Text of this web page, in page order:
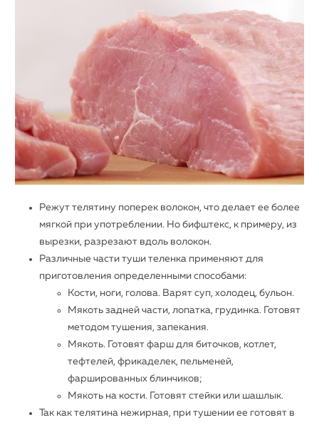
Режут телятину поперек волокон, что делает ее более
мягкой при употреблении. Но бифштекс, к примеру, из
вырезки, разрезают вдоль волокон.
Различные части туши теленка применяют для
приготовления определенными способами:
Кости, ноги, голова. Варят суп, холодец, бульон.
Мякоть задней части, лопатка, грудинка. Готовят
методом тушения, запекания.
Мякоть. Готовят фарш для биточков, котлет,
тефтелей, фрикаделек, пельменей,
фаршированных блинчиков;
Мякоть на кости. Готовят стейки или шашлык.
Так как телятина нежирная, при тушении ее готовят в